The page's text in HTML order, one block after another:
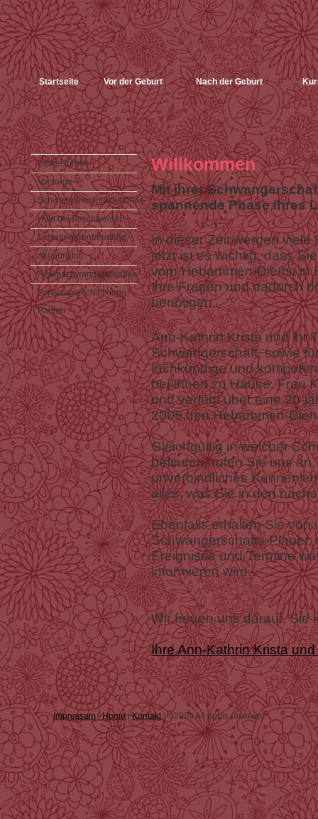
Startseite Vor der Geburt Nach der Geburt
Erstgespräch
Vorsorge
Schwangerensprechstunde
Hilfe bei Beschwerden
Schwangerenberatung
Akupunktur
Risikoschwangerschaften
Schwangerschaft ohne
Partner
Willkommen
Mit ihrer
spannende Phase ihres
In dieser Zeit werden viele
jetzt ist es wichtig, dass
vom Hebammen-Dienst in
Ihre Fragen und dadurch
benötigen.
Ann-Kathrin Krista und ihr
Schwangerschaft, sowie
fachkundige und
bei Ihnen zu Hause. Frau
und verfügt über eine 20-
2005 den Hebammen-
Gleichgültig in welcher
befinden, rufen Sie uns
unverbindliches
alles, was Sie in den
Ebenfalls erhalten Sie von
Schwangerschafts-Planer,
Ereignisse und Termine
informieren wird.
Wir freuen uns darauf, Sie
Ihre Ann-Kathrin Krista
Impressum| Home|Kontakt| ©2009 All rights reserved